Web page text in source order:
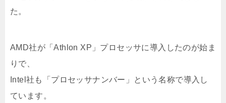
た。
AMD社が「Athlon XP」プロセッサに導入したのが始ま
りで、
Intel社も「プロセッサナンバー」という名称で導入し
ています。